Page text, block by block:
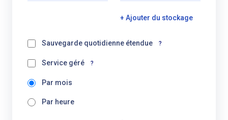
+ Ajouter du stockage
Sauvegarde quotidienne étendue ?
Service géré ?
Par mois
Par heure